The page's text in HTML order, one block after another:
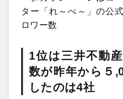
ター「れ～べ～」の公
ロワー数
1位は三井不動
数が昨年から５
したのは4社